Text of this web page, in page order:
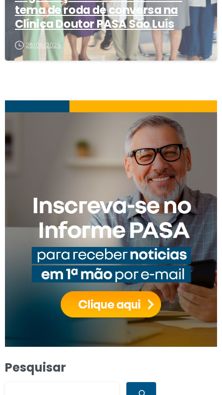
tema de roda de conversa na
Clínica Doutor PASA São Luís
28/06/2024
Pesquisar